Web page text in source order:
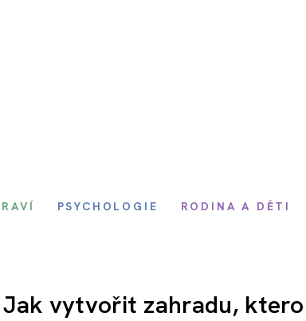
PSYCHOLOGIE RODINA A DĚTI
vytvořit zahradu,